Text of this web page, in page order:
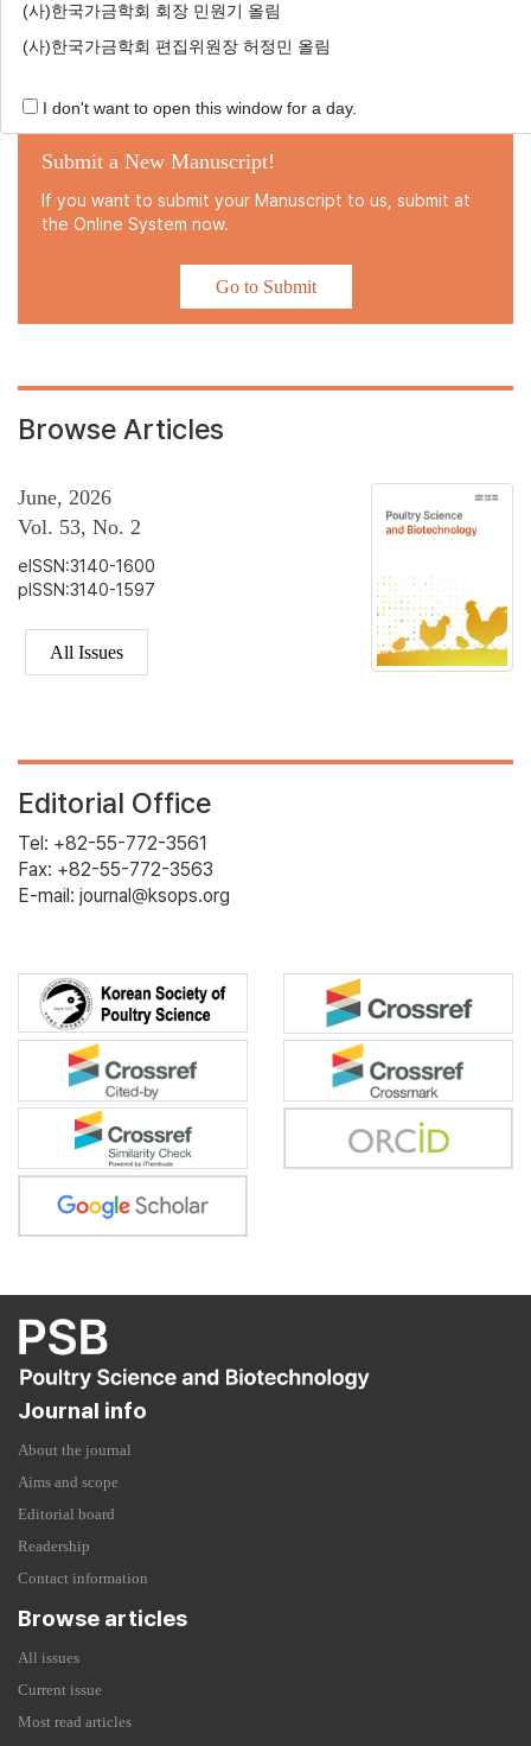
Submit a New Manuscript!
If you want to submit your Manuscript to us, submit at
the Online System now.
Go to Submit
Browse Articles
June, 2026
Vol. 53, No. 2
eISSN:3140-1600
pISSN:3140-1597
All Issues
Editorial Office
Tel: +82-55-772-3561
Fax: +82-55-772-3563
E-mail: journal@ksops.org
Journal info
About the journal
Aims and scope
Editorial board
Readership
Contact information
Browse articles
All issues
Current issue
Most read articles
(사)한국가금학회 회장 민원기 올림
(사)한국가금학회 편집위원장 허정민 올림
I don't want to open this window for a day.